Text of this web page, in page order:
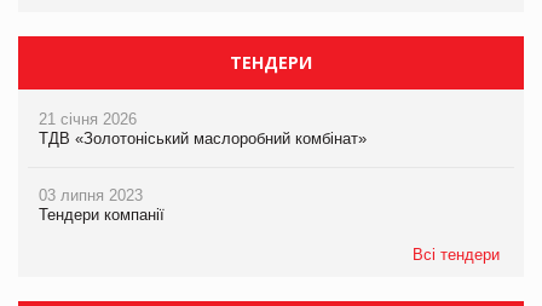
ТЕНДЕРИ
21 січня 2026
ТДВ «Золотоніський маслоробний комбінат»
03 липня 2023
Тендери компанії
Всі тендери